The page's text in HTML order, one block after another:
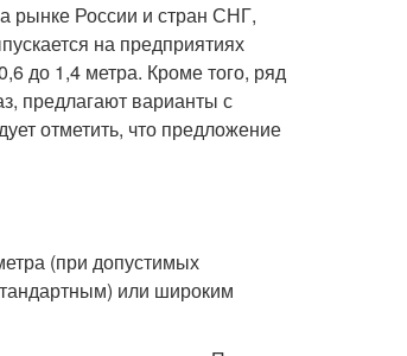
рынке России и стран СНГ,
на предприятиях
до 1,4 метра. Кроме того, ряд
предлагают варианты с
отметить, что предложение
(при допустимых
или широким